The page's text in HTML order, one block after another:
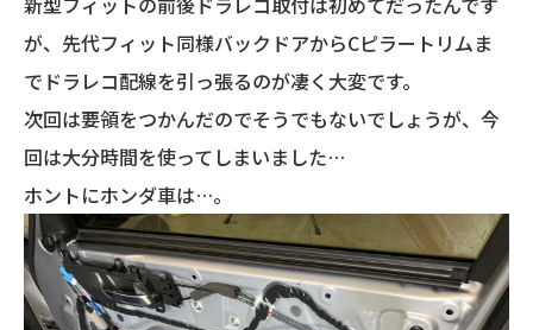
が、先代フィット同様バックドアからCピラートリムま
でドラレコ配線を引っ張るのが凄く大変です。
次回は要領をつかんだのでそうでもないでしょうが、今
回は大分時間を使ってしまいました…
ホントにホンダ車は…。